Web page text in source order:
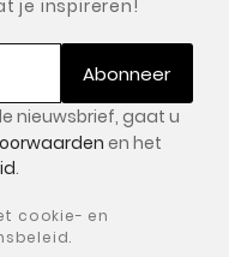
je inspireren!
Abonneer
nieuwsbrief, gaat u
en het
.
cookie- en